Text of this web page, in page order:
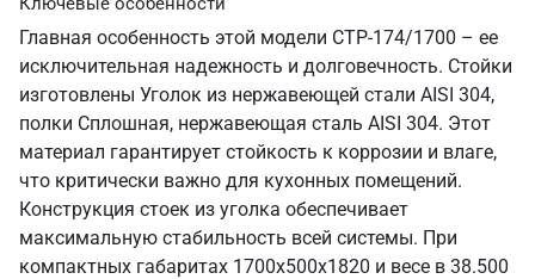
Главная особенность этой модели СТР-174/1700 – ее
исключительная надежность и долговечность. Стойки
изготовлены Уголок из нержавеющей стали AISI 304,
полки Сплошная, нержавеющая сталь AISI 304. Этот
материал гарантирует стойкость к коррозии и влаге,
что критически важно для кухонных помещений.
Конструкция стоек из уголка обеспечивает
максимальную стабильность всей системы. При
компактных габаритах 1700х500х1820 и весе в 38.500